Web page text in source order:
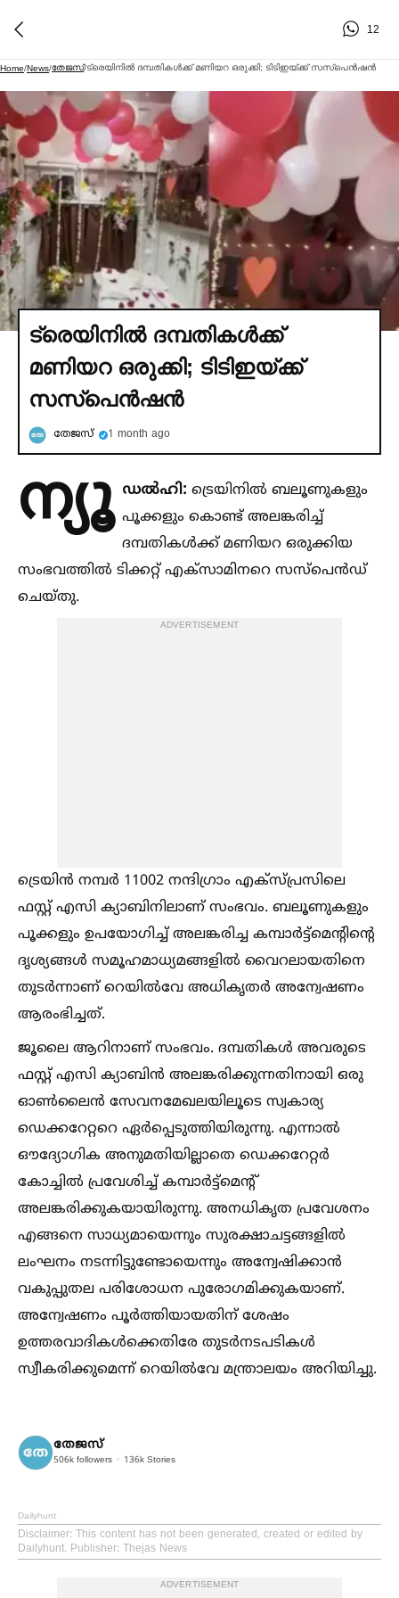
12
Home/News/തേജസ്/ട്രെയിനില്‍ ദമ്പതികള്‍ക്ക് മണിയറ ഒരുക്കി; ടിടിഇയ്ക്ക് സസ്‌പെന്‍ഷന്‍
ട്രെയിനില്‍ ദമ്പതികള്‍ക്ക്
മണിയറ ഒരുക്കി; ടിടിഇയ്ക്ക്
സസ്‌പെന്‍ഷന്‍
തേജസ് 1 month ago
ന്യൂ ഡല്‍ഹി: ട്രെയിനില്‍ ബലൂണുകളും
പൂക്കളും കൊണ്ട് അലങ്കരിച്ച്‌
ദമ്പതികള്‍ക്ക് മണിയറ ഒരുക്കിയ
സംഭവത്തില്‍ ടിക്കറ്റ് എക്‌സാമിനറെ സസ്‌പെന്‍ഡ്
ചെയ്തു.
ADVERTISEMENT
ട്രെയിന്‍ നമ്പര്‍ 11002 നന്ദിഗ്രാം എക്‌സ്പ്രസിലെ
ഫസ്റ്റ് എസി ക്യാബിനിലാണ് സംഭവം. ബലൂണുകളും
പൂക്കളും ഉപയോഗിച്ച്‌ അലങ്കരിച്ച കമ്പാര്‍ട്ട്‌മെന്റിന്റെ
ദൃശ്യങ്ങള്‍ സമൂഹമാധ്യമങ്ങളില്‍ വൈറലായതിനെ
തുടര്‍ന്നാണ് റെയില്‍വേ അധികൃതര്‍ അന്വേഷണം
ആരംഭിച്ചത്.
ജൂലൈ ആറിനാണ് സംഭവം. ദമ്പതികള്‍ അവരുടെ
ഫസ്റ്റ് എസി ക്യാബിന്‍ അലങ്കരിക്കുന്നതിനായി ഒരു
ഓണ്‍ലൈന്‍ സേവനമേഖലയിലൂടെ സ്വകാര്യ
ഡെക്കറേറ്ററെ ഏര്‍പ്പെടുത്തിയിരുന്നു. എന്നാല്‍
ഔദ്യോഗിക അനുമതിയില്ലാതെ ഡെക്കറേറ്റര്‍
കോച്ചില്‍ പ്രവേശിച്ച്‌ കമ്പാര്‍ട്ട്‌മെന്റ്
അലങ്കരിക്കുകയായിരുന്നു. അനധികൃത പ്രവേശനം
എങ്ങനെ സാധ്യമായെന്നും സുരക്ഷാചട്ടങ്ങളില്‍
ലംഘനം നടന്നിട്ടുണ്ടോയെന്നും അന്വേഷിക്കാന്‍
വകുപ്പുതല പരിശോധന പുരോഗമിക്കുകയാണ്.
അന്വേഷണം പൂര്‍ത്തിയായതിന് ശേഷം
ഉത്തരവാദികള്‍ക്കെതിരേ തുടര്‍നടപടികള്‍
സ്വീകരിക്കുമെന്ന് റെയില്‍വേ മന്ത്രാലയം അറിയിച്ചു.
തേജസ്
506k followers 136k Stories
Dailyhunt
Disclaimer: This content has not been generated, created or edited by
Dailyhunt. Publisher: Thejas News
ADVERTISEMENT